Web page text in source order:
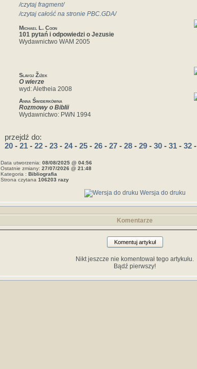
/czytaj fragment/
/czytaj całość na stronie PBC.GDA/
Michael L. Coon
101 pytań i odpowiedzi o Jezusie
Wydawnictwo WAM 2005
Slavoj Žižek
O wierze
wyd: Aletheia 2008
Anna Świderkówna
Rozmowy o Biblii
Wydawnictwo: PWN 1994
przejdź do:
20 - 21 - 22 - 23 - 24- 25 - 26 - 27 - 28 - 29 - 30 - 31 - 32 -
Data utworzenia: 08/08/2025 @ 04:56
Ostatnie zmiany: 27/07/2026 @ 21:48
Kategoria : Bibliografia
Strona czytana 106203 razy
Wersja do druku
Komentarze
Komentuj artykuł
Nikt jeszcze nie komentował tego artykułu.
Bądź pierwszy!